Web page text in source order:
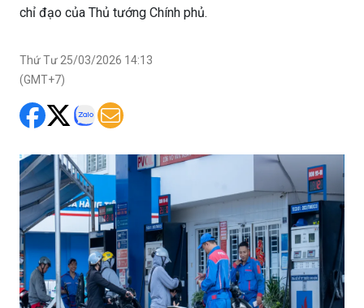
chỉ đạo của Thủ tướng Chính phủ.
Thứ Tư 25/03/2026 14:13
(GMT+7)